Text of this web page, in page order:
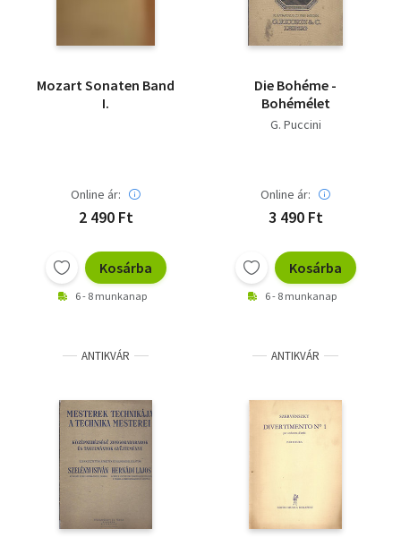
Mozart Sonaten Band
I.
Online ár:
2 490 Ft
Kosárba
6 - 8 munkanap
Die Bohéme -
Bohémélet
G. Puccini
Online ár:
3 490 Ft
Kosárba
6 - 8 munkanap
ANTIKVÁR ANTIKVÁR